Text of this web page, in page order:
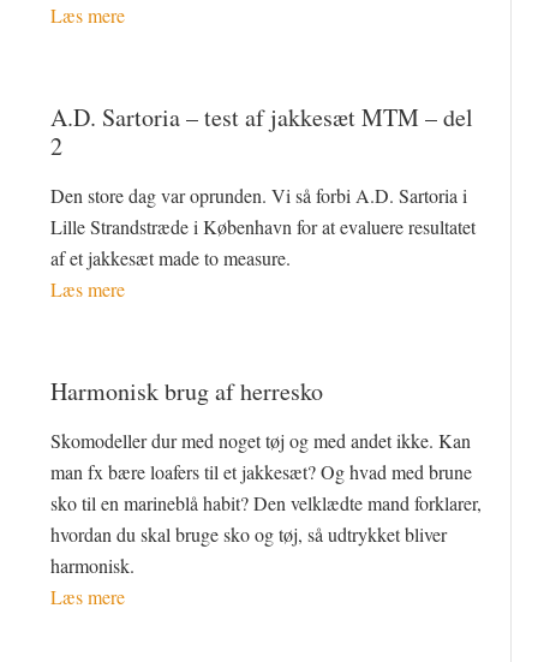
Læs mere
A.D. Sartoria – test af jakkesæt MTM – del
2
Den store dag var oprunden. Vi så forbi A.D. Sartoria i
Lille Strandstræde i København for at evaluere resultatet
af et jakkesæt made to measure.
Læs mere
Harmonisk brug af herresko
Skomodeller dur med noget tøj og med andet ikke. Kan
man fx bære loafers til et jakkesæt? Og hvad med brune
sko til en marineblå habit? Den velklædte mand forklarer,
hvordan du skal bruge sko og tøj, så udtrykket bliver
harmonisk.
Læs mere